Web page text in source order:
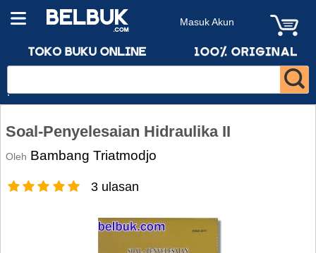
Masuk Akun
Soal-Penyelesaian Hidraulika II
Oleh Bambang Triatmodjo
3 ulasan